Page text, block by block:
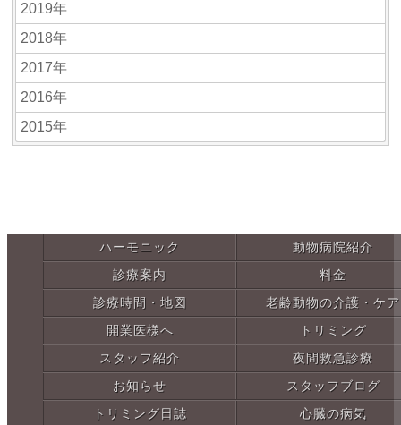
2019年
2018年
2017年
2016年
2015年
ハーモニック
動物病院紹介
診療案内
料金
診療時間・地図
老齢動物の介護・ケア
開業医様へ
トリミング
スタッフ紹介
夜間救急診療
お知らせ
スタッフブログ
トリミング日誌
心臓の病気